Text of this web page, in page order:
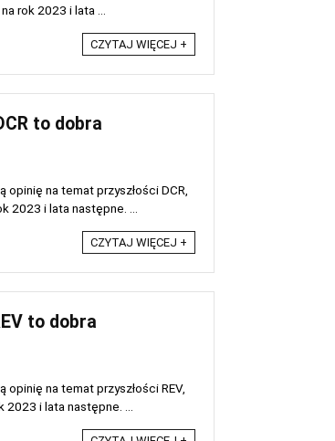
rok 2023 i lata ...
CZYTAJ WIĘCEJ +
to dobra
opinię na temat przyszłości DCR,
i lata następne. ...
CZYTAJ WIĘCEJ +
to dobra
opinię na temat przyszłości REV,
i lata następne. ...